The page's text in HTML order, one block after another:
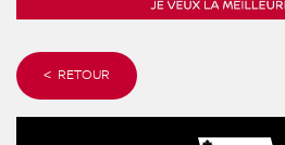
< RETOUR